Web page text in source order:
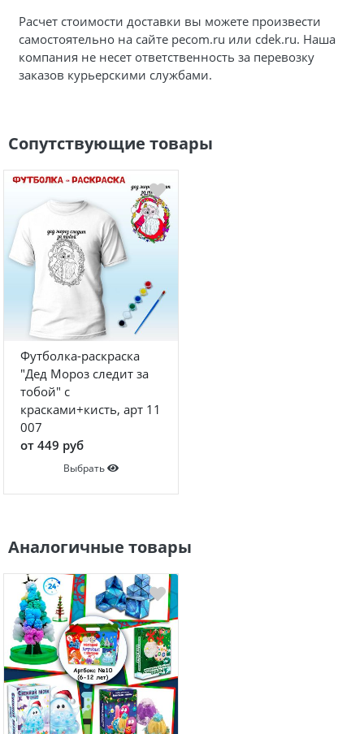
Расчет стоимости доставки вы можете произвести
самостоятельно на сайте pecom.ru или cdek.ru. Наша
компания не несет ответственность за перевозку
заказов курьерскими службами.
Сопутствующие товары
Футболка-раскраска
"Дед Мороз следит за
тобой" с
красками+кисть, арт 11
007
от 449 руб
Выбрать
Аналогичные товары